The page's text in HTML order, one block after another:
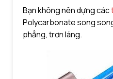
Bạn không nên dựng các
Polycarbonate song
phẳng, trơn láng.